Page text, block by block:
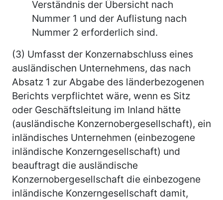
Verständnis der Übersicht nach
Nummer 1 und der Auflistung nach
Nummer 2 erforderlich sind.
(3) Umfasst der Konzernabschluss eines
ausländischen Unternehmens, das nach
Absatz 1 zur Abgabe des länderbezogenen
Berichts verpflichtet wäre, wenn es Sitz
oder Geschäftsleitung im Inland hätte
(ausländische Konzernobergesellschaft), ein
inländisches Unternehmen (einbezogene
inländische Konzerngesellschaft) und
beauftragt die ausländische
Konzernobergesellschaft die einbezogene
inländische Konzerngesellschaft damit,